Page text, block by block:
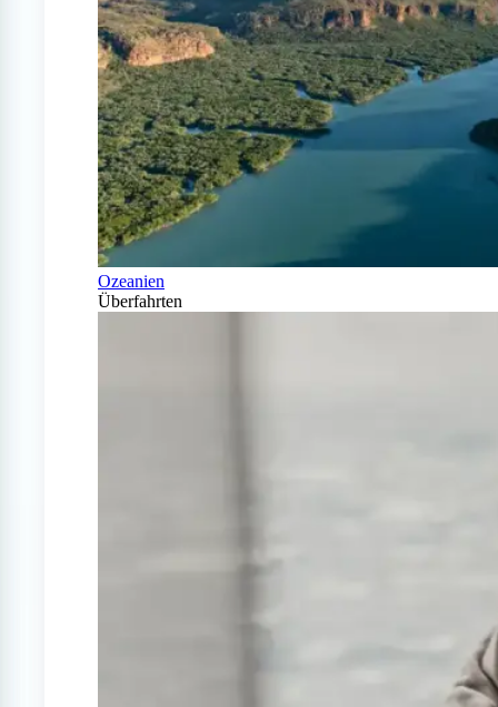
Ozeanien
Überfahrten